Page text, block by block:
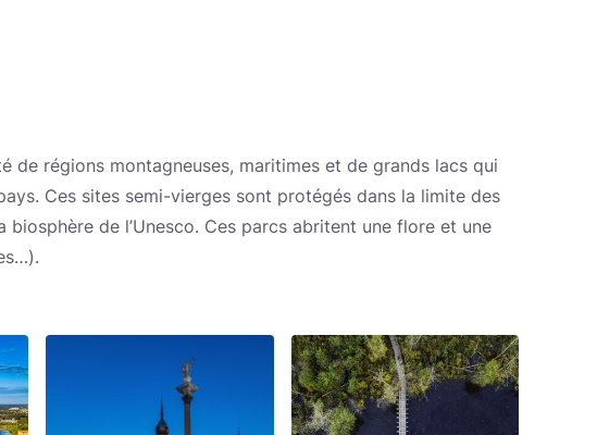
de régions montagneuses, maritimes et de grands lacs qui
Ces sites semi-vierges sont protégés dans la limite des
de l’Unesco. Ces parcs abritent une flore et une